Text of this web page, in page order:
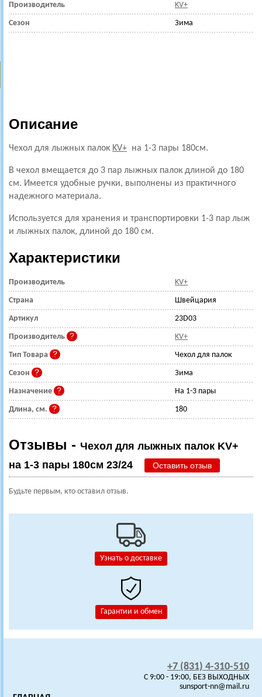
Производитель KV+
Сезон Зима
Узнать о доставке
Гарантии и обмен
Описание
Чехол для лыжных палок KV+ на 1-3 пары 180см.
В чехол вмещается до 3 пар лыжных палок длиной до 180
см. Имеется удобные ручки, выполнены из практичного
надежного материала.
Используется для хранения и транспортировки 1-3 пар лыж
и лыжных палок, длиной до 180 см.
Характеристики
Производитель KV+
Страна Швейцария
Артикул 23D03
Производитель KV+
Тип Товара Чехол для палок
Сезон Зима
Назначение На 1-3 пары
Длина, см. 180
Отзывы - Чехол для лыжных палок KV+
на 1-3 пары 180см 23/24
Оставить отзыв
Будьте первым, кто оставил отзыв.
+7 (831) 4-310-510
C 9:00 - 19:00, БЕЗ ВЫХОДНЫХ
sunsport-nn@mail.ru